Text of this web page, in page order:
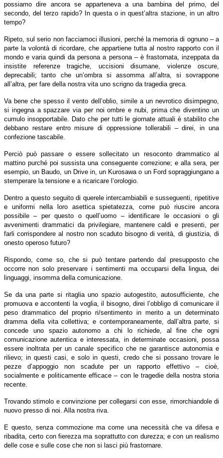
possiamo dire ancora se apparteneva a una bambina del primo, del
secondo, del terzo rapido? In questa o in quest’altra stazione, in un altro
tempo?
Ripeto, sul serio non facciamoci illusioni, perché la memoria di ognuno – a
parte la volontà di ricordare, che appartiene tutta al nostro rapporto con il
mondo e varia quindi da persona a persona – è frastornata, inzeppata da
insistite referenze tragiche, uccisioni disumane, violenze oscure,
deprecabili; tanto che un’ombra si assomma all’altra, si sovrappone
all’altra, per fare della nostra vita uno scrigno da tragedia greca.
Va bene che spesso il vento dell’oblio, simile a un nevrotico disimpegno,
si ingegna a spazzare via per noi ombre e nubi, prima che diventino un
cumulo insopportabile. Dato che per tutti le giornate attuali è stabilito che
debbano restare entro misure di oppressione tollerabili – direi, in una
confezione tascabile.
Perciò può passare o essere sollecitato un resoconto drammatico al
mattino purché poi sussista una conseguente correzione; e alla sera, per
esempio, un Baudo, un Drive in, un Kurosawa o un Ford sopraggiungano a
stemperare la tensione e a ricaricare l’orologio.
Dentro a questo seguito di querele intercambiabili e susseguenti, ripetitive
e uniformi nella loro asettica spietatezza, come può riuscire ancora
possibile – per questo o quell’uomo – identificare le occasioni o gli
avvenimenti drammatici da privilegiare, mantenere caldi e presenti, per
farli corrispondere al nostro non scaduto bisogno di verità, di giustizia, di
onesto operoso futuro?
Rispondo, come so, che si può tentare partendo dal presupposto che
occorre non solo preservare i sentimenti ma occuparsi della lingua, dei
linguaggi, insomma della comunicazione.
Se da una parte si ritaglia uno spazio autogestito, autosufficiente, che
promuova e accontenti la voglia, il bisogno, direi l’obbligo di comunicare il
peso drammatico del proprio ri/sentimento in merito a un determinato
dramma della vita collettiva; e contemporaneamente, dall’altra parte, si
concede uno spazio autonomo a chi lo richiede, al fine che ogni
comunicazione autentica e interessata, in determinate occasioni, possa
essere inoltrata per un canale specifico che ne garantisce autonomia e
rilievo; in questi casi, e solo in questi, credo che si possano trovare le
pezze d’appoggio non scadute per un rapporto effettivo – cioè,
socialmente e politicamente efficace – con le tragedie della nostra storia
recente.
Trovando stimolo e convinzione per collegarsi con esse, rimorchiandole di
nuovo presso di noi. Alla nostra riva.
E questo, senza commozione ma come una necessità che va difesa e
ribadita, certo con fierezza ma soprattutto con durezza; e con un realismo
delle cose e sulle cose che non si lasci più frastornare.